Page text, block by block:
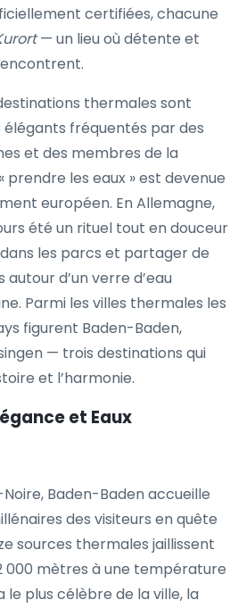
certifiées, chacune
— un lieu où détente et
thermales sont
élégants fréquentés par des
et des membres de la
prendre les eaux » est devenue
européen. En Allemagne,
été un rituel tout en douceur
les parcs et partager de
d’un verre d’eau
Parmi les villes thermales les
figurent Baden-Baden,
— trois destinations qui
et l’harmonie.
et Eaux
Baden-Baden accueille
des visiteurs en quête
sources thermales jaillissent
000 mètres à une température
le plus célèbre de la ville, la